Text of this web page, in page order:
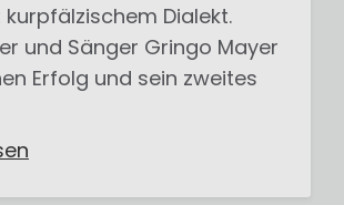
kurpfälzischem Dialekt.
und Sänger Gringo Mayer
Erfolg und sein zweites